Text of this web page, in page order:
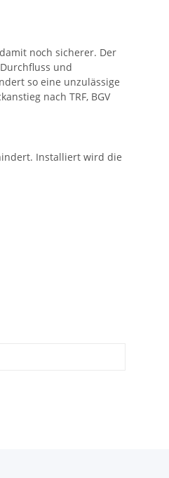
noch sicherer. Der
und
so eine unzulässige
nach TRF, BGV
Installiert wird die